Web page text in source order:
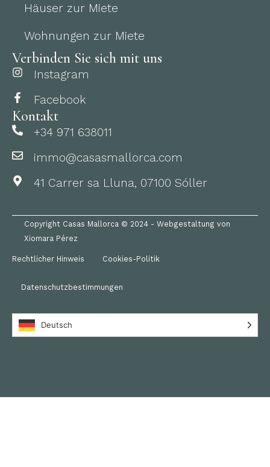
Häuser zur Miete
Wohnungen zur Miete
Verbinden Sie sich mit uns
Instagram
Facebook
Kontakt
+34 971 638011
immo@casasmallorca.com
41 Carrer sa Lluna, 07100 Sóller
Copyright Casas Mallorca © 2024 - Webgestaltung von
Xiomara Pérez
Rechtlicher Hinweis Cookies-Politik
Datenschutzbestimmungen
Deutsch